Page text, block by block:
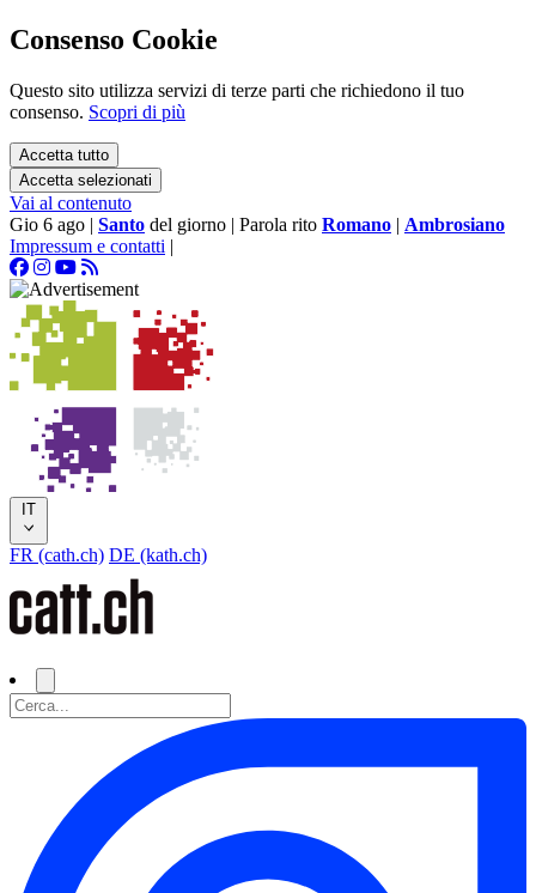
Consenso Cookie
Questo sito utilizza servizi di terze parti che richiedono il tuo
consenso. Scopri di più
Accetta tutto
Accetta selezionati
Vai al contenuto
Gio 6 ago | Santo del giorno | Parola rito Romano | Ambrosiano
Impressum e contatti |
IT
FR (cath.ch) DE (kath.ch)